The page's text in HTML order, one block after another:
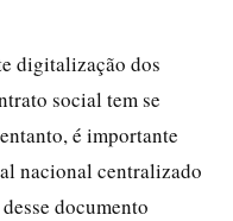
digitalização dos
social tem se
é importante
nacional centralizado
documento